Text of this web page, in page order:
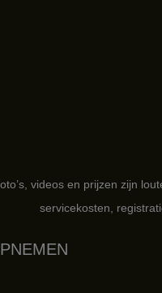
videos en prijzen zijn
servicekosten,